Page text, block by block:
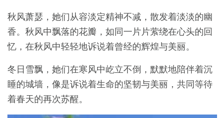
秋风萧瑟，她们从容淡定精神不减，散发着淡淡的幽
香。秋风中飘落的花瓣，如同一片片萦绕在心头的回
忆，在秋风中轻轻地诉说着曾经的辉煌与美丽。
冬日雪飘，她们在寒风中屹立不倒，默默地陪伴着沉
睡的城墙，像是诉说着生命的坚韧与美丽，共同等待
着春天的再次苏醒。